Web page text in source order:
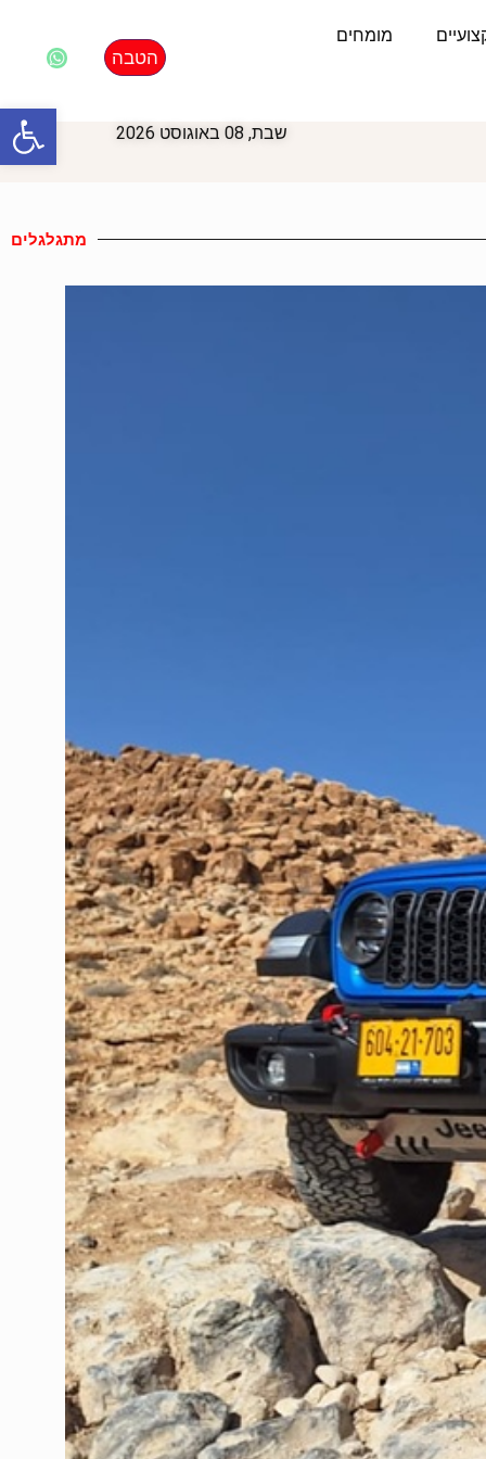
מומחים
הטבה
שבת, 08 באוגוסט 2026
מתגלגלים
פתח